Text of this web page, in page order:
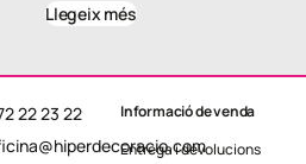
Llegeix més
22 23 22
Informació de venda
Entrega i devolucions